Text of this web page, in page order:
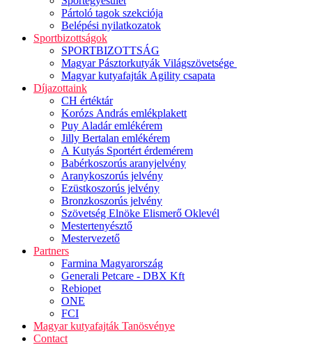
Pártoló tagok szekciója
Belépési nyilatkozatok
Sportbizottságok
SPORTBIZOTTSÁG
Magyar Pásztorkutyák Világszövetsége
Magyar kutyafajták Agility csapata
Díjazottaink
CH értéktár
Korózs András emlékplakett
Puy Aladár emlékérem
Jilly Bertalan emlékérem
A Kutyás Sportért érdemérem
Babérkoszorús aranyjelvény
Aranykoszorús jelvény
Ezüstkoszorús jelvény
Bronzkoszorús jelvény
Szövetség Elnöke Elismerő Oklevél
Mestertenyésztő
Mestervezető
Partners
Farmina Magyarország
Generali Petcare - DBX Kft
Rebiopet
ONE
FCI
Magyar kutyafajták Tanösvénye
Contact